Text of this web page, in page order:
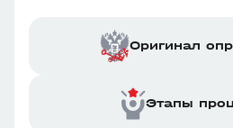
Оригинал
Этапы